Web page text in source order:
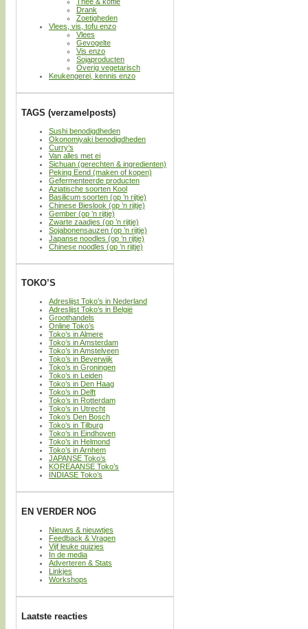
Drank
Zoetigheden
Vlees, vis, tofu enzo
Vlees
Gevogelte
Vis enzo
Sojaproducten
Overig vegetarisch
Keukengerei, kennis enzo
TAGS (verzamelposts)
Sushi benodigdheden
Okonomiyaki benodigdheden
Curry’s
Van alles met ei
Sichuan (gerechten & ingredienten)
Peking Eend (maken of kopen)
Gefermenteerde producten
Aziatische soorten Kool
Basilicum soorten (op ’n rijtje)
Chinese Bieslook (op ’n rijtje)
Gember (op ’n rijtje)
Zwarte zaadjes (op ’n rijtje)
Sojabonensauzen (op ’n rijtje)
Japanse noodles (op ’n rijtje)
Chinese noodles (op ’n rijtje)
TOKO’S
Adreslijst Toko’s in Nederland
Adreslijst Toko’s in België
Groothandels
Online Toko’s
Toko’s in Almere
Toko’s in Amsterdam
Toko’s in Amstelveen
Toko’s in Beverwijk
Toko’s in Groningen
Toko’s in Leiden
Toko’s in Den Haag
Toko’s in Delft
Toko’s in Rotterdam
Toko’s in Utrecht
Toko’s Den Bosch
Toko’s in Tilburg
Toko’s in Eindhoven
Toko’s in Helmond
Toko’s in Arnhem
JAPANSE Toko’s
KOREAANSE Toko’s
INDIASE Toko’s
EN VERDER NOG
Nieuws & nieuwtjes
Feedback & Vragen
Vijf leuke quizjes
In de media
Adverteren & Stats
Linkjes
Workshops
Laatste reacties